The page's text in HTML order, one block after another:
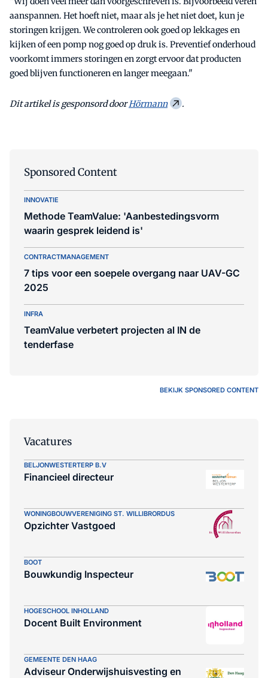
aanspannen. Het hoeft niet, maar als je het niet doet, kun je
storingen krijgen. We controleren ook goed op lekkages en
kijken of een pomp nog goed op druk is. Preventief onderhoud
voorkomt immers storingen en zorgt ervoor dat producten
goed blijven functioneren en langer meegaan."
Dit artikel is gesponsord doorHörmann .
Sponsored Content
INNOVATIE
Methode TeamValue: 'Aanbestedingsvorm
waarin gesprek leidend is'
CONTRACTMANAGEMENT
7 tips voor een soepele overgang naar UAV-GC
2025
INFRA
TeamValue verbetert projecten al IN de
tenderfase
BEKIJK SPONSORED CONTENT
Vacatures
BELJONWESTERTERP B.V
Financieel directeur
WONINGBOUWVERENIGING ST. WILLIBRORDUS
Opzichter Vastgoed
BOOT
Bouwkundig Inspecteur
HOGESCHOOL INHOLLAND
Docent Built Environment
GEMEENTE DEN HAAG
Adviseur Onderwijshuisvesting en